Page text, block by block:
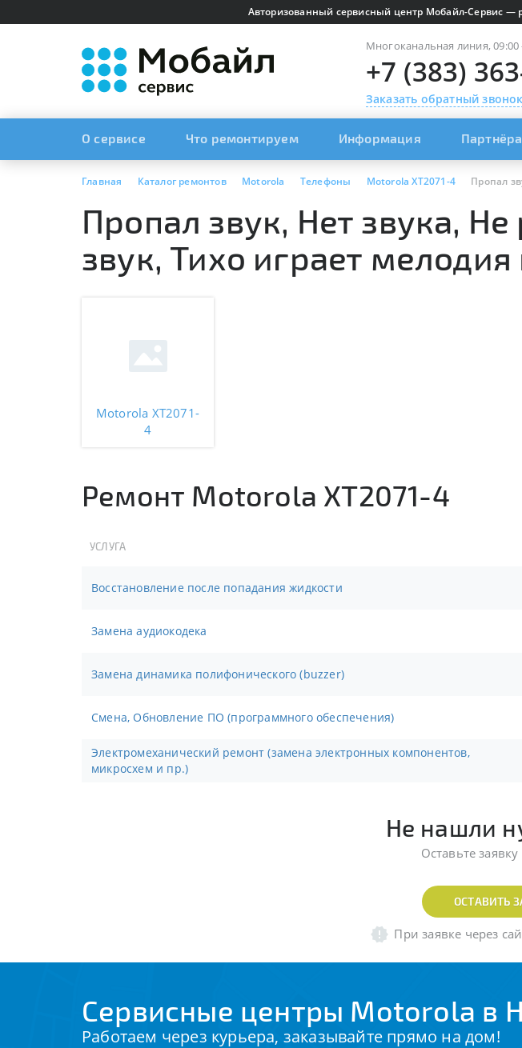
Авторизованный сервисный центр Мобайл-Сервис —
Многоканальная линия,
+7 (383)
Заказать обратный звонок
О сервисе Что ремонтируем Информация
Главная Каталог ремонтов Motorola Телефоны Motorola XT2071-4 Пропал
Пропал звук, Нет звука,
звук, Тихо играет
Motorola XT2071-
4
Ремонт Motorola XT2071-4
УСЛУГА
Восстановление после попадания жидкости
Замена аудиокодека
Замена динамика полифонического (buzzer)
Смена, Обновление ПО (программного обеспечения)
Электромеханический ремонт (замена электронных компонентов,
микросхем и пр.)
Не нашли
Оставьте
ОСТАВИТЬ
При заявке через
Сервисные центры Motorola в
Работаем через курьера, заказывайте прямо на дом!